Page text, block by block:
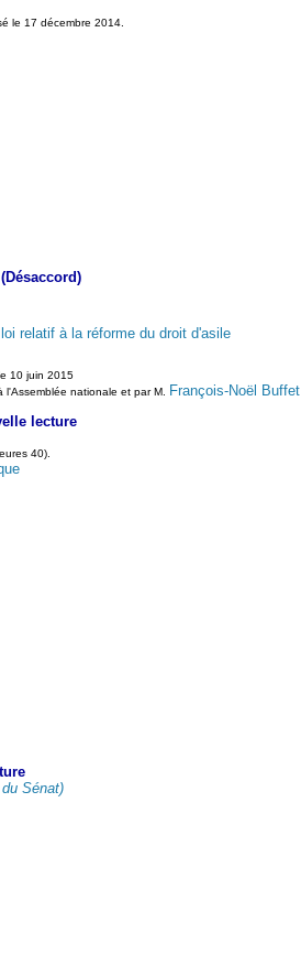
le 17 décembre 2014.
relatif à la réforme du droit d'asile
10 juin 2015
l'Assemblée nationale et par M. François-Noël Buffet
lecture
40).
Sénat)